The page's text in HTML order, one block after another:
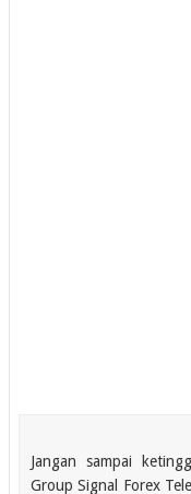
Jangan sampai
Group Signal Forex